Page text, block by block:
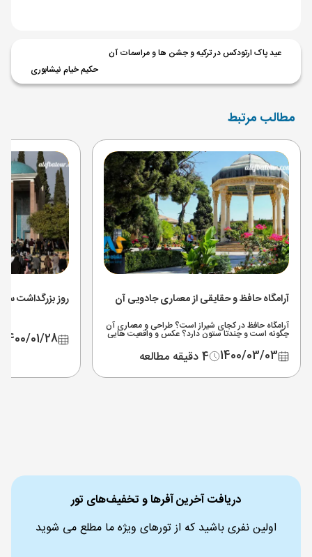
عید پاک ارتودکس در ترکیه و جشن ها و مراسمات آن
حکیم خیام نیشابوری
مطالب مرتبط
آرامگاه حافظ و حقایقی از معماری جادویی آن
آرامگاه حافظ در کجای شیراز است؟ طراحی و معماری آن
چگونه است و چندتا ستون دارد؟ عکس و واقعیت هایی
از حافظیه را در اینجا بخوانید که قطعا در تور شیراز بدردتان
میخورد1400/03/03 4 دقیقه مطالعه
روز بزرگداشت
1400/01/28
دریافت آخرین آفرها و تخفیف‌های تور
اولین نفری باشید که از تورهای ویژه ما مطلع می شوید